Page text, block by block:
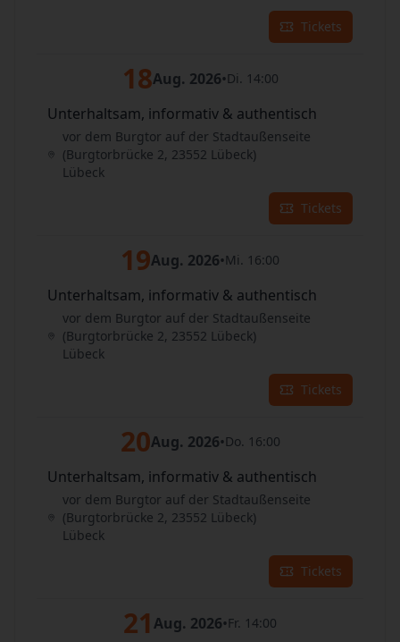
Tickets
18Aug. 2026•Di. 14:00
Unterhaltsam, informativ & authentisch
vor dem Burgtor auf der Stadtaußenseite
(Burgtorbrücke 2, 23552 Lübeck)
Lübeck
Tickets
19Aug. 2026•Mi. 16:00
Unterhaltsam, informativ & authentisch
vor dem Burgtor auf der Stadtaußenseite
(Burgtorbrücke 2, 23552 Lübeck)
Lübeck
Tickets
20Aug. 2026•Do. 16:00
Unterhaltsam, informativ & authentisch
vor dem Burgtor auf der Stadtaußenseite
(Burgtorbrücke 2, 23552 Lübeck)
Lübeck
Tickets
21 Aug. 2026•Fr. 14:00